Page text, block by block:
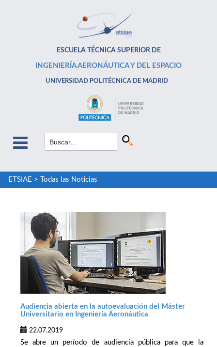
ESCUELA TÉCNICA SUPERIOR DE
INGENIERÍA AERONÁUTICA Y DEL ESPACIO
UNIVERSIDAD POLITÉCNICA DE MADRID
ETSIAE > Todas las Noticias
Audiencia abierta en la autoevaluación del Máster
Universitario en Ingeniería Aeronáutica
22.07.2019
Se abre un período de audiencia pública para que la